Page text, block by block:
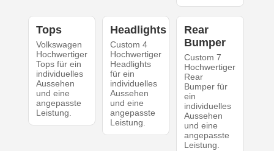
Tops
Volkswagen
Hochwertiger
Tops für ein
individuelles
Aussehen
und eine
angepasste
Leistung.
Headlights
Custom 4
Hochwertiger
Headlights
für ein
individuelles
Aussehen
und eine
angepasste
Leistung.
Rear
Bumper
Custom 7
Hochwertiger
Rear
Bumper für
ein
individuelles
Aussehen
und eine
angepasste
Leistung.